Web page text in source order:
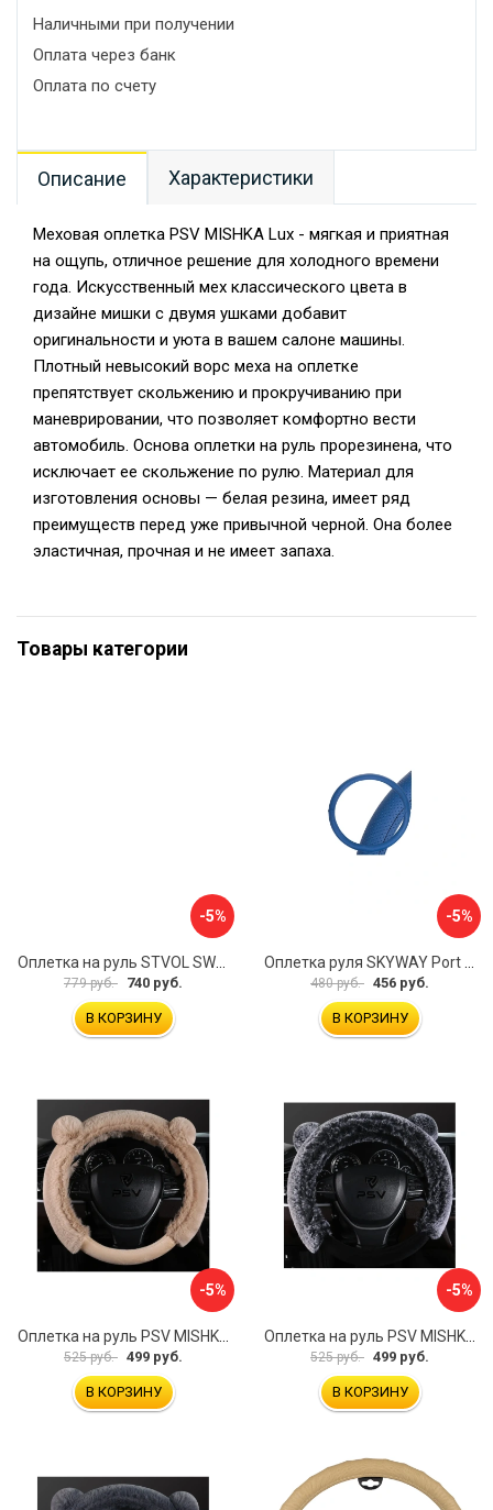
Наличными при получении
Оплата через банк
Оплата по счету
Описание Характеристики
Меховая оплетка PSV MISHKA Lux - мягкая и приятная
на ощупь, отличное решение для холодного времени
года. Искусственный мех классического цвета в
дизайне мишки с двумя ушками добавит
оригинальности и уюта в вашем салоне машины.
Плотный невысокий ворс меха на оплетке
препятствует скольжению и прокручиванию при
маневрировании, что позволяет комфортно вести
автомобиль. Основа оплетки на руль прорезинена, что
исключает ее скольжение по рулю. Материал для
изготовления основы — белая резина, имеет ряд
преимуществ перед уже привычной черной. Она более
эластичная, прочная и не имеет запаха.
Товары категории
-5%
779 руб. 740 руб.
В КОРЗИНУ
-5%
480 руб. 456 руб.
В КОРЗИНУ
-5%
Оплетка на руль PSV MISHKA Premium 136099
525 руб. 499 руб.
В КОРЗИНУ
-5%
Оплетка на руль PSV MISHKA Premium 136095
525 руб. 499 руб.
В КОРЗИНУ